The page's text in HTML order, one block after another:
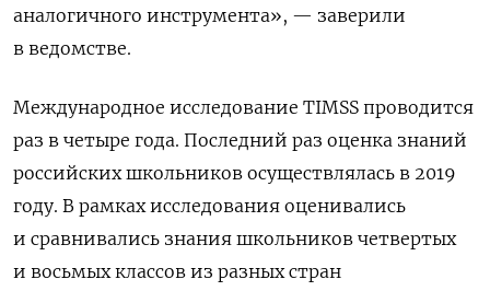
аналогичного инструмента», — заверили
в ведомстве.
Международное исследование TIMSS проводится
раз в четыре года. Последний раз оценка знаний
российских школьников осуществлялась в 2019
году. В рамках исследования оценивались
и сравнивались знания школьников четвертых
и восьмых классов из разных стран